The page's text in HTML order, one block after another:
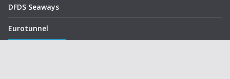
DFDS Seaways
Eurotunnel